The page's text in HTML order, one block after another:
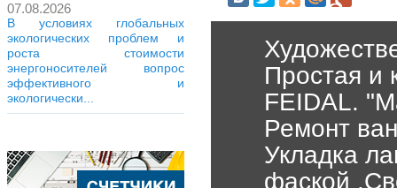
07.08.2026
В условиях глобальных
экологических проблем и
роста стоимости
энергоносителей вопрос
эффективного и
экологически...
Простая и
FEIDAL.
Ремонт
Укладка
фаской